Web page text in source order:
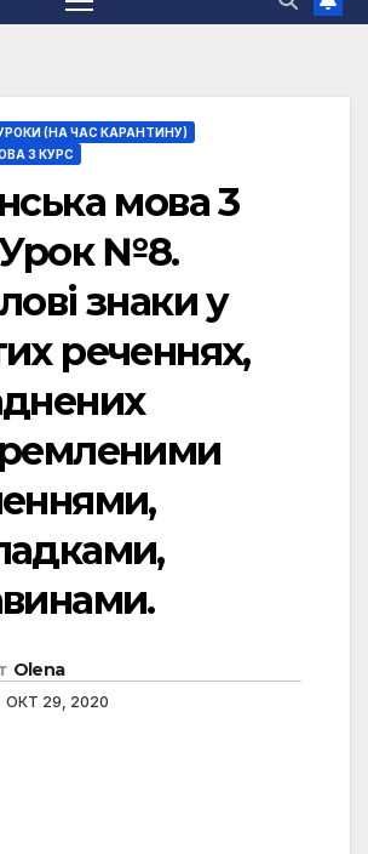
(НА ЧАС КАРАНТИНУ)
3 КУРС
мова 3
Урок №8.
знаки у
реченнях,
Olena
ОКТ 29, 2020